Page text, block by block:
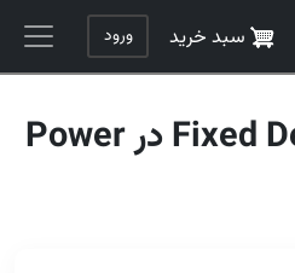
رفتن به محتوای اصلی
سبد خرید ورود
دیتا تایپ Fixed Decimal در Power